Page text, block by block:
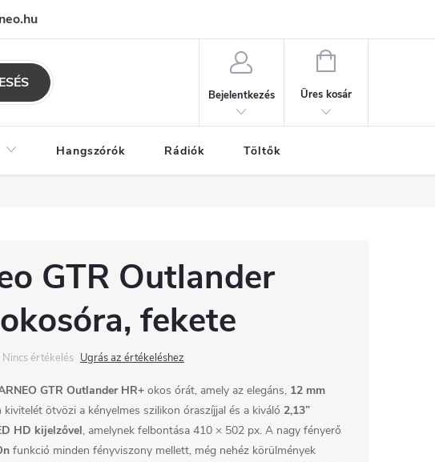
használatának alapelvei
Bejelentkezés
KOSÁR
Üres kosár
Hangszórók Rádiók Töltők
GTR Outlander
fekete
Nincs értékelés Ugrás az értékeléshez
GTR Outlander HR+ okos órát, amely az elegáns, 12 mm
ötvözi a kényelmes szilikon óraszíjjal és a kiváló 2,13”
HD kijelzővel, amelynek felbontása 410 × 502 px. A nagy fényerő
funkció minden fényviszony mellett, még nehéz körülmények